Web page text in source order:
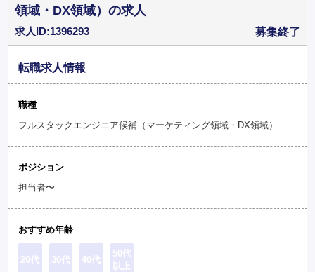
領域・DX領域）の求人
求人ID:1396293 募集終了
転職求人情報
職種
フルスタックエンジニア候補（マーケティング領域・DX領域）
ポジション
担当者〜
おすすめ年齢
20代 30代 40代
50代
以上